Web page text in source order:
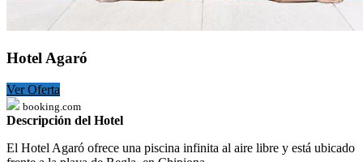
Hotel Agaró
Ver Oferta
booking.com
Descripción del Hotel
El Hotel Agaró ofrece una piscina infinita al aire libre y está ubicado